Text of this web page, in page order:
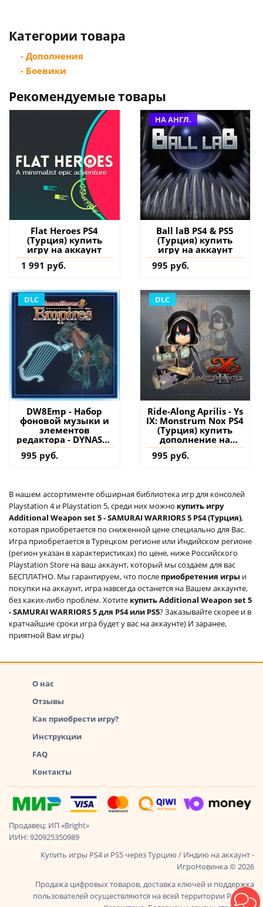
Категории товара
- Дополнения
- Боевики
Рекомендуемые товары
Flat Heroes PS4
(Турция) купить
игру на аккаунт
1 991 руб.
НА АНГЛ.
Ball laB PS4 & PS5
(Турция) купить
игру на аккаунт
995 руб.
DLC
DW8Emp - Набор
фоновой музыки и
элементов
редактора - DYNASTY
WARRIORS 8 Empires
PS4 (Турция) купить
995 руб.
DLC
Ride-Along Aprilis - Ys
IX: Monstrum Nox PS4
(Турция) купить
дополнение на
аккаунт
995 руб.
В нашем ассортименте обширная библиотека игр для консолей
Playstation 4 и Playstation 5, среди них можно купить игру
Additional Weapon set 5 - SAMURAI WARRIORS 5 PS4 (Турция),
которая приобретается по сниженной цене специально для Вас.
Игра приобретается в Турецком регионе или Индийском регионе
(регион указан в характеристиках) по цене, ниже Российского
Playstation Store на ваш аккаунт, который мы создаем для вас
БЕСПЛАТНО. Мы гарантируем, что после приобретения игры и
покупки на аккаунт, игра навсегда останется на Вашем аккаунте,
без каких-либо проблем. Хотите купить Additional Weapon set 5
- SAMURAI WARRIORS 5 для PS4 или PS5? Заказывайте скорее и в
кратчайшие сроки игра будет у вас на аккаунте) И заранее,
приятной Вам игры)
О нас
Отзывы
Как приобрести игру?
Инструкции
FAQ
Контакты
Продавец: ИП «Bright»
ИИН: 920925350989
Купить игры PS4 и PS5 через Турцию / Индию на аккаунт -
ИгроНовинка © 2026
Продажа цифровых товаров, доставка ключей и поддержка
пользователей осуществляются на всей территории России,